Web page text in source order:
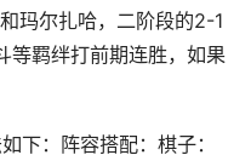
玛尔扎哈，二阶段的2-1
等羁绊打前期连胜，如果
下：阵容搭配：棋子：